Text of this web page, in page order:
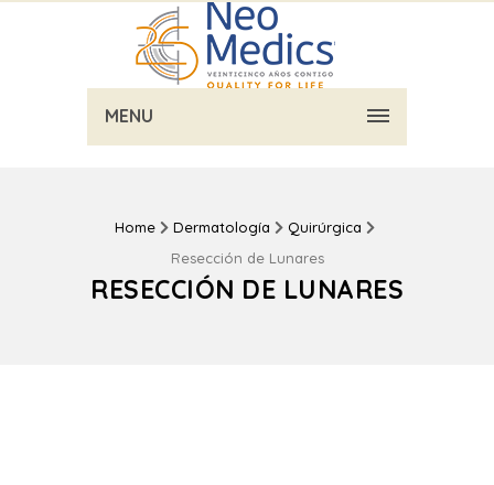
MENU
Home Dermatología
Quirúrgica
Resección de Lunares
RESECCIÓN DE LUNARES